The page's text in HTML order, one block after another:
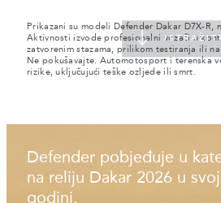
Prikazani su modeli Defender Dakar D7X-R,
Aktivnosti izvode profesionalni vozači u
zatvorenim stazama, prilikom testiranja ili
Ne pokušavajte. Automotosport i terenska
rizike, uključujući teške ozljede ili smrt.
Defender pobjeđuje u
na reliju Dakar 2026 u
godini.